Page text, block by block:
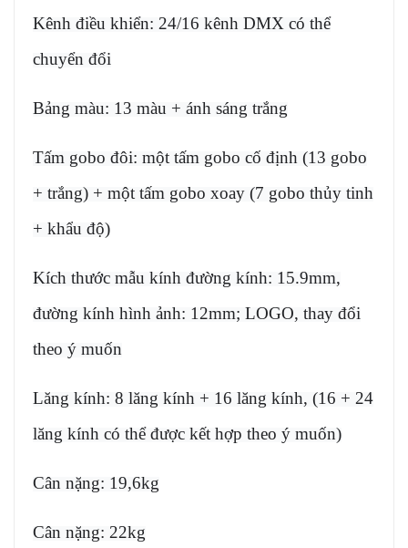
Kênh điều khiển: 24/16 kênh DMX có thể
chuyển đổi
Bảng màu: 13 màu + ánh sáng trắng
Tấm gobo đôi: một tấm gobo cố định (13 gobo
+ trắng) + một tấm gobo xoay (7 gobo thủy tinh
+ khẩu độ)
Kích thước mẫu kính đường kính: 15.9mm,
đường kính hình ảnh: 12mm; LOGO, thay đổi
theo ý muốn
Lăng kính: 8 lăng kính + 16 lăng kính, (16 + 24
lăng kính có thể được kết hợp theo ý muốn)
Cân nặng: 19,6kg
Cân nặng: 22kg